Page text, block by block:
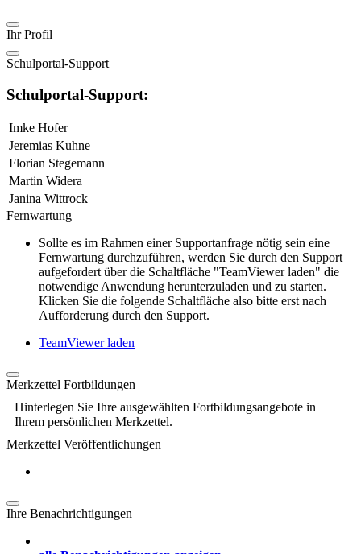
Ihr Profil
Schulportal-Support
Schulportal-Support:
Imke Hofer
Jeremias Kuhne
Florian Stegemann
Martin Widera
Janina Wittrock
Fernwartung
Sollte es im Rahmen einer Supportanfrage nötig sein eine
Fernwartung durchzuführen, werden Sie durch den Support
aufgefordert über die Schaltfläche "TeamViewer laden" die
notwendige Anwendung herunterzuladen und zu starten.
Klicken Sie die folgende Schaltfläche also bitte erst nach
Aufforderung durch den Support.
TeamViewer laden
Merkzettel Fortbildungen
Hinterlegen Sie Ihre ausgewählten Fortbildungsangebote in
Ihrem persönlichen Merkzettel.
Merkzettel Veröffentlichungen
Ihre Benachrichtigungen